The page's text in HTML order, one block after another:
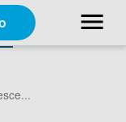
menu
close